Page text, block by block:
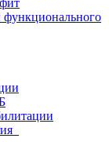
функционального